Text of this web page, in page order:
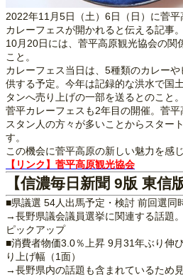
2022年11月5日（土）6日（日）に菅
カレーフェスが開かれると伝える記事。
10月20日には、菅平高原観光協会の関
こと。
カレーフェス当日は、5種類のカレー
供する予定。今年は記録的な洪水で国
タンへ売り上げの一部を送るとのこと。
菅平カレーフェスも2年目の開催。菅
スタン人の方々が多いことからスター
す。
この機会に菅平高原の新しい魅力を感
【リンク】菅平高原観光協会
【信濃毎日新聞 9版 東信版
■県議選 54人出馬予定・検討 前回選同
→長野県議会議員選挙に関連する話題
ピックアップ
■消費者物価3.0％上昇 9月31年ぶり伸
り上げ幅（1面）
→長野県内の話題も含まれているため